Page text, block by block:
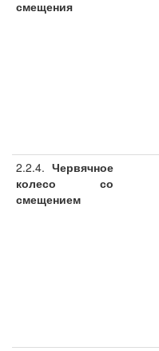
смещения
2.2.4. Червячное
колесо со
смещением